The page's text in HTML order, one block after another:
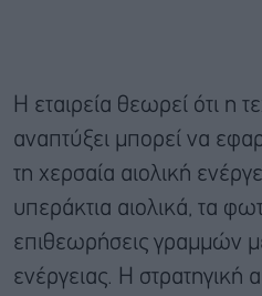
Η εταιρεία θεωρεί ότι η
αναπτύξει μπορεί να
τη χερσαία αιολική
υπεράκτια αιολικά, τα
επιθεωρήσεις γραμμών
ενέργειας. Η στρατηγική